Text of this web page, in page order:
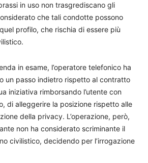
in uso non trasgrediscano gli
che tali condotte possono
profilo, che rischia di essere più
in esame, l’operatore telefonico ha
un passo indietro rispetto al contratto
iniziativa rimborsando l’utente con
di alleggerire la posizione rispetto alle
della privacy. L’operazione, però,
non ha considerato scriminante il
civilistico, decidendo per l’irrogazione